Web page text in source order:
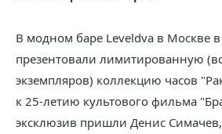
В модном баре Leveldva в Москве в
презентовали лимитированную
экземпляров) коллекцию часов
к 25-летию культового фильма
эксклюзив пришли Денис